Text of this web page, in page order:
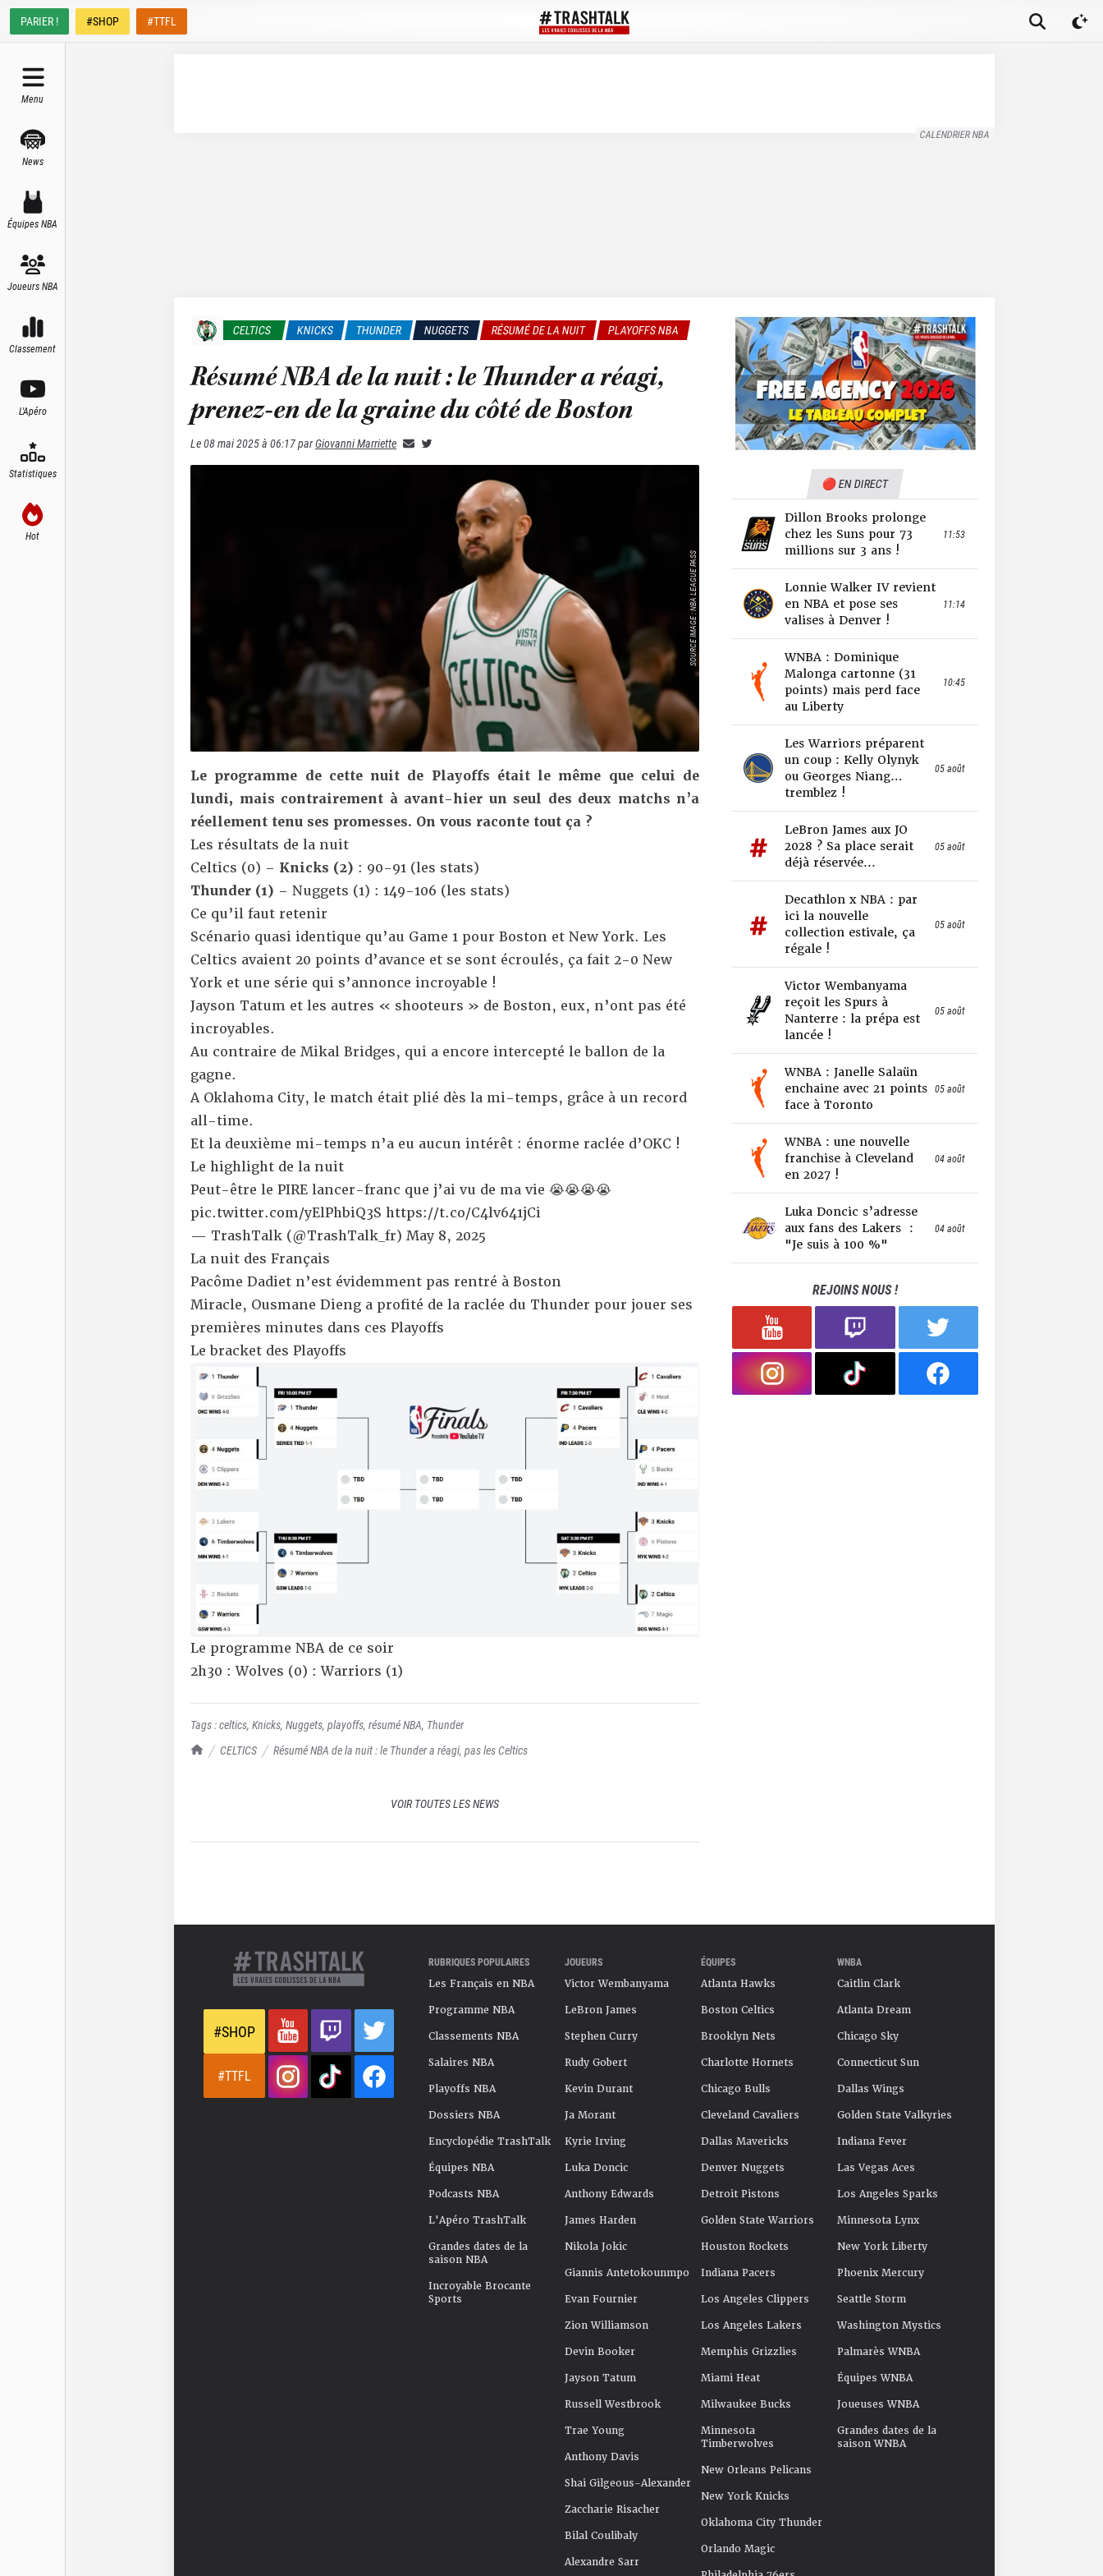
PARIER ! #SHOP #TTFL
Menu
News
Équipes NBA
Joueurs NBA
Classement
L'Apéro
Statistiques
Hot
CALENDRIER NBA
TrashTalk Actu NBA
CELTICS Résumé NBA de la nuit : le Thunder a réagi, pas les Celtics
CELTICS KNICKS THUNDER NUGGETS RÉSUMÉ DE LA NUIT PLAYOFFS NBA
Résumé NBA de la nuit : le Thunder a réagi,
prenez-en de la graine du côté de Boston
Le08 mai 2025 à 06:17parGiovanni Marriette
SOURCE IMAGE : NBA LEAGUE PASS
Le programme de cette nuit de Playoffs était le même que celui de
lundi, mais contrairement à avant-hier un seul des deux matchs n’a
réellement tenu ses promesses. On vous raconte tout ça ?
Les résultats de la nuit
Celtics (0) – Knicks (2) : 90-91 (les stats)
Thunder (1) – Nuggets (1) : 149-106 (les stats)
Ce qu’il faut retenir
Scénario quasi identique qu’au Game 1 pour Boston et New York. Les
Celtics avaient 20 points d’avance et se sont écroulés, ça fait 2-0 New
York et une série qui s’annonce incroyable !
Jayson Tatum et les autres « shooteurs » de Boston, eux, n’ont pas été
incroyables.
Au contraire de Mikal Bridges, qui a encore intercepté le ballon de la
gagne.
A Oklahoma City, le match était plié dès la mi-temps, grâce à un record
all-time.
Et la deuxième mi-temps n’a eu aucun intérêt : énorme raclée d’OKC !
Le highlight de la nuit
Peut-être le PIRE lancer-franc que j’ai vu de ma vie 😭😭😭😭
pic.twitter.com/yElPhbiQ3S https://t.co/C4lv641jCi
— TrashTalk (@TrashTalk_fr) May 8, 2025
La nuit des Français
Pacôme Dadiet n’est évidemment pas rentré à Boston
Miracle, Ousmane Dieng a profité de la raclée du Thunder pour jouer ses
premières minutes dans ces Playoffs
Le bracket des Playoffs
Le programme NBA de ce soir
2h30 : Wolves (0) : Warriors (1)
Tags :celtics, Knicks, Nuggets, playoffs, résumé NBA, Thunder
VOIR TOUTES LES NEWS
🔴 EN DIRECT
Dillon Brooks prolonge
chez les Suns pour 73
millions sur 3 ans !
11:53
Lonnie Walker IV revient
en NBA et pose ses
valises à Denver !
11:14
WNBA : Dominique
Malonga cartonne (31
points) mais perd face
au Liberty
10:45
Les Warriors préparent
un coup : Kelly Olynyk
ou Georges Niang…
tremblez !
05 août
LeBron James aux JO
2028 ? Sa place serait
déjà réservée...
05 août
Decathlon x NBA : par
ici la nouvelle
collection estivale, ça
régale !
05 août
Victor Wembanyama
reçoit les Spurs à
Nanterre : la prépa est
lancée !
05 août
WNBA : Janelle Salaün
enchaine avec 21 points
face à Toronto
05 août
WNBA : une nouvelle
franchise à Cleveland
en 2027 !
04 août
Luka Doncic s’adresse
aux fans des Lakers :
"Je suis à 100 %"
04 août
REJOINS NOUS !
#SHOP
#TTFL
RUBRIQUES POPULAIRES
Les Français en NBA
Programme NBA
Classements NBA
Salaires NBA
Playoffs NBA
Dossiers NBA
Encyclopédie TrashTalk
Équipes NBA
Podcasts NBA
L'Apéro TrashTalk
Grandes dates de la
saison NBA
Incroyable Brocante
Sports
JOUEURS
Victor Wembanyama
LeBron James
Stephen Curry
Rudy Gobert
Kevin Durant
Ja Morant
Kyrie Irving
Luka Doncic
Anthony Edwards
James Harden
Nikola Jokic
Giannis Antetokounmpo
Evan Fournier
Zion Williamson
Devin Booker
Jayson Tatum
Russell Westbrook
Trae Young
Anthony Davis
Shai Gilgeous-Alexander
Zaccharie Risacher
Bilal Coulibaly
Alexandre Sarr
ÉQUIPES
Atlanta Hawks
Boston Celtics
Brooklyn Nets
Charlotte Hornets
Chicago Bulls
Cleveland Cavaliers
Dallas Mavericks
Denver Nuggets
Detroit Pistons
Golden State Warriors
Houston Rockets
Indiana Pacers
Los Angeles Clippers
Los Angeles Lakers
Memphis Grizzlies
Miami Heat
Milwaukee Bucks
Minnesota
Timberwolves
New Orleans Pelicans
New York Knicks
Oklahoma City Thunder
Orlando Magic
WNBA
Caitlin Clark
Atlanta Dream
Chicago Sky
Connecticut Sun
Dallas Wings
Golden State Valkyries
Indiana Fever
Las Vegas Aces
Los Angeles Sparks
Minnesota Lynx
New York Liberty
Phoenix Mercury
Seattle Storm
Washington Mystics
Palmarès WNBA
Équipes WNBA
Joueuses WNBA
Grandes dates de la
saison WNBA